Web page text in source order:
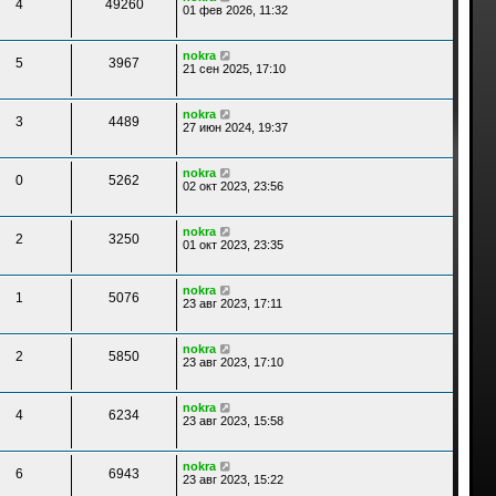
4 49260
01 фев 2026, 11:32
5 3967
nokra
21 сен 2025, 17:10
3 4489
nokra
27 июн 2024, 19:37
0 5262
nokra
02 окт 2023, 23:56
2 3250
nokra
01 окт 2023, 23:35
1 5076
nokra
23 авг 2023, 17:11
2 5850
nokra
23 авг 2023, 17:10
4 6234
nokra
23 авг 2023, 15:58
6 6943
nokra
23 авг 2023, 15:22